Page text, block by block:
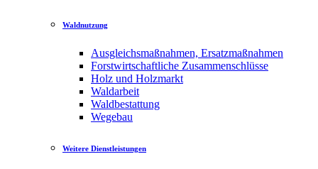
Waldnutzung
Ausgleichsmaßnahmen, Ersatzmaßnahmen
Forstwirtschaftliche Zusammenschlüsse
Holz und Holzmarkt
Waldarbeit
Waldbestattung
Wegebau
Weitere Dienstleistungen